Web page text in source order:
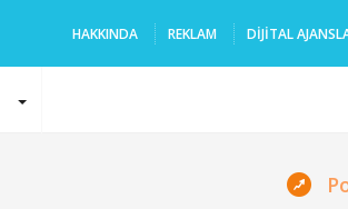
HAKKINDA REKLAM DIJITAL